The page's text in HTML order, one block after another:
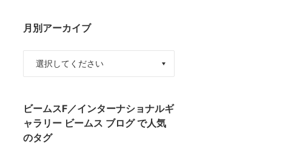
月別アーカイブ
ビームスF／インターナショナルギ
ャラリー ビームス ブログ で人気
のタグ